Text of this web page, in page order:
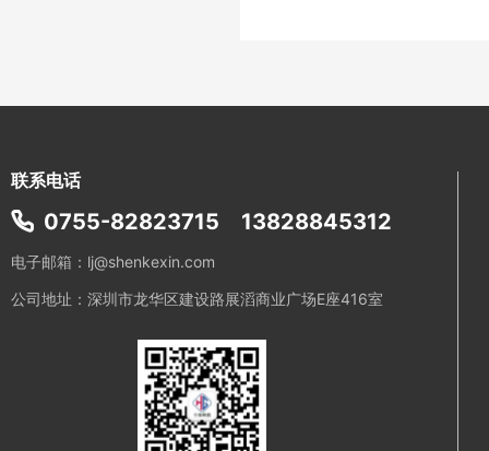
联系电话
0755-82823715 13828845312
电子邮箱：lj@shenkexin.com
公司地址：深圳市龙华区建设路展滔商业广场E座416室